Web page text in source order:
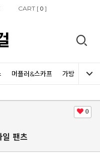
CART [0 ]
머플러&스카프 가방 신발
0
일 팬츠